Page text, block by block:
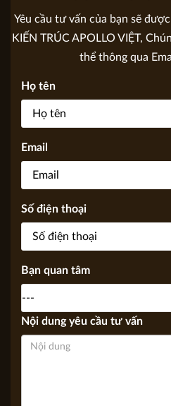
GỬI YÊU
KIẾN TRÚC APOLLO VIỆT,
Họ tên
Email
Số điện thoại
Bạn quan tâm